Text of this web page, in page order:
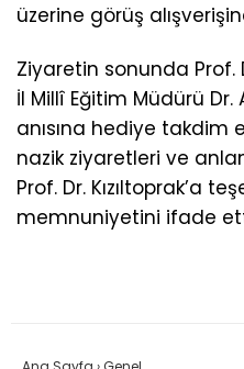
üzerine görüş
Ziyaretin sonunda Prof.
İl Millî Eğitim Müdürü Dr.
anısına hediye takdim
nazik ziyaretleri ve
Prof. Dr. Kızıltoprak’a
memnuniyetini ifade